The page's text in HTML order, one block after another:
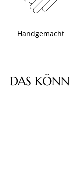
Handgemacht
Produktgalerie
DAS